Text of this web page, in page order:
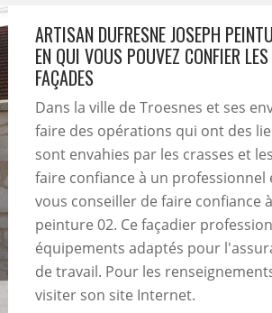
ARTISAN DUFRESNE JOSEPH
EN QUI VOUS POUVEZ CONFIER
FAÇADES
Dans la ville de Troesnes et ses
faire des opérations qui ont des
sont envahies par les crasses et
faire confiance à un professionnel
vous conseiller de faire confiance
peinture 02. Ce façadier
équipements adaptés pour
de travail. Pour les
visiter son site Internet.